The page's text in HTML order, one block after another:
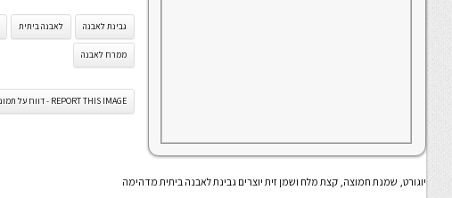
גבינת לאבנה לאבנה ביתית
ממרח לאבנה
REPORT THIS IMAGE - דווח על תמונה זו
יוגורט, שמנת חמוצה, קצת מלח ושמן זית יוצרים גבינת לאבנה ביתית מדהימה